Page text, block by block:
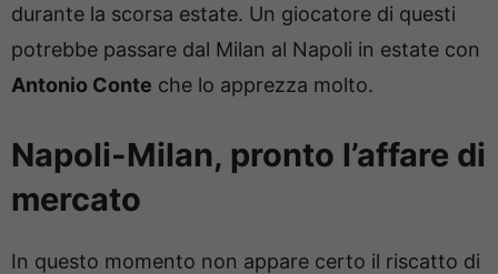
durante la scorsa estate. Un giocatore di questi
potrebbe passare dal Milan al Napoli in estate con
Antonio Conte che lo apprezza molto.
Napoli-Milan, pronto l’affare di
mercato
In questo momento non appare certo il riscatto di